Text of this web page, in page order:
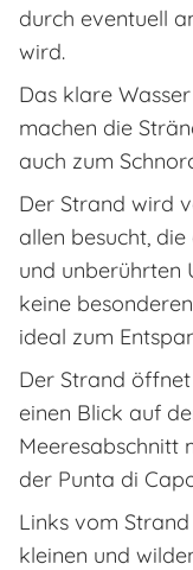
durch eventuell
wird.
Das klare
machen die
auch zum
Der Strand wird
allen besucht,
und unberührten
keine
ideal zum
Der Strand
einen Blick auf
Meeresabschnitt
der Punta di
Links vom
kleinen und